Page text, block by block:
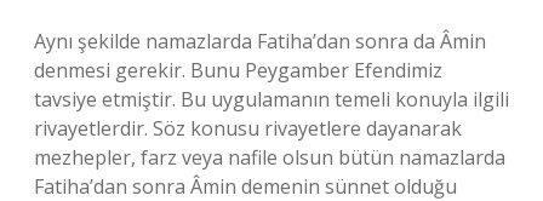
Aynı şekilde namazlarda Fatiha’dan sonra da Âmin
denmesi gerekir. Bunu Peygamber Efendimiz
tavsiye etmiştir. Bu uygulamanın temeli konuyla ilgili
rivayetlerdir. Söz konusu rivayetlere dayanarak
mezhepler, farz veya nafile olsun bütün namazlarda
Fatiha’dan sonra Âmin demenin sünnet olduğu